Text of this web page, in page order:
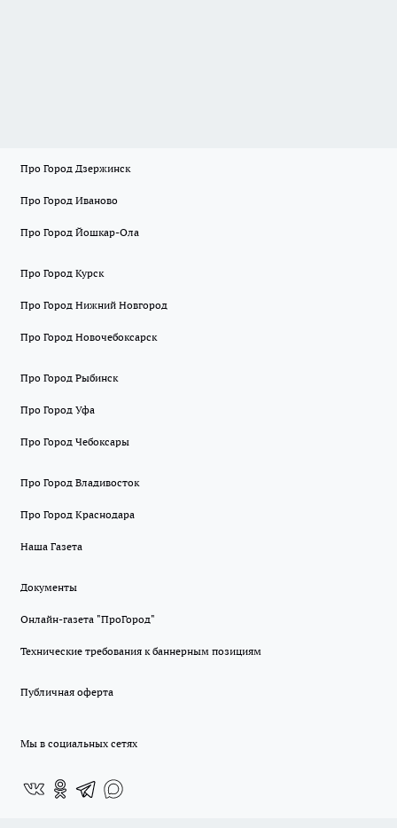
Про Город Дзержинск
Про Город Иваново
Про Город Йошкар-Ола
Про Город Курск
Про Город Нижний Новгород
Про Город Новочебоксарск
Про Город Рыбинск
Про Город Уфа
Про Город Чебоксары
Про Город Владивосток
Про Город Краснодара
Наша Газета
Документы
Онлайн-газета "ПроГород"
Технические требования к баннерным позициям
Публичная оферта
Мы в социальных сетях